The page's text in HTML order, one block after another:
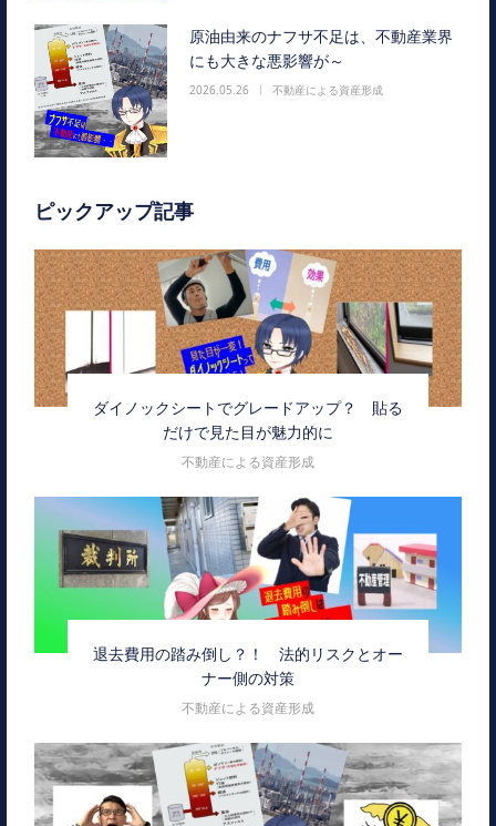
原油由来のナフサ不足は、不動産業界
にも大きな悪影響が～
2026.05.26 不動産による資産形成
ピックアップ記事
ダイノックシートでグレードアップ？ 貼る
だけで見た目が魅力的に
不動産による資産形成
退去費用の踏み倒し？！ 法的リスクとオー
ナー側の対策
不動産による資産形成